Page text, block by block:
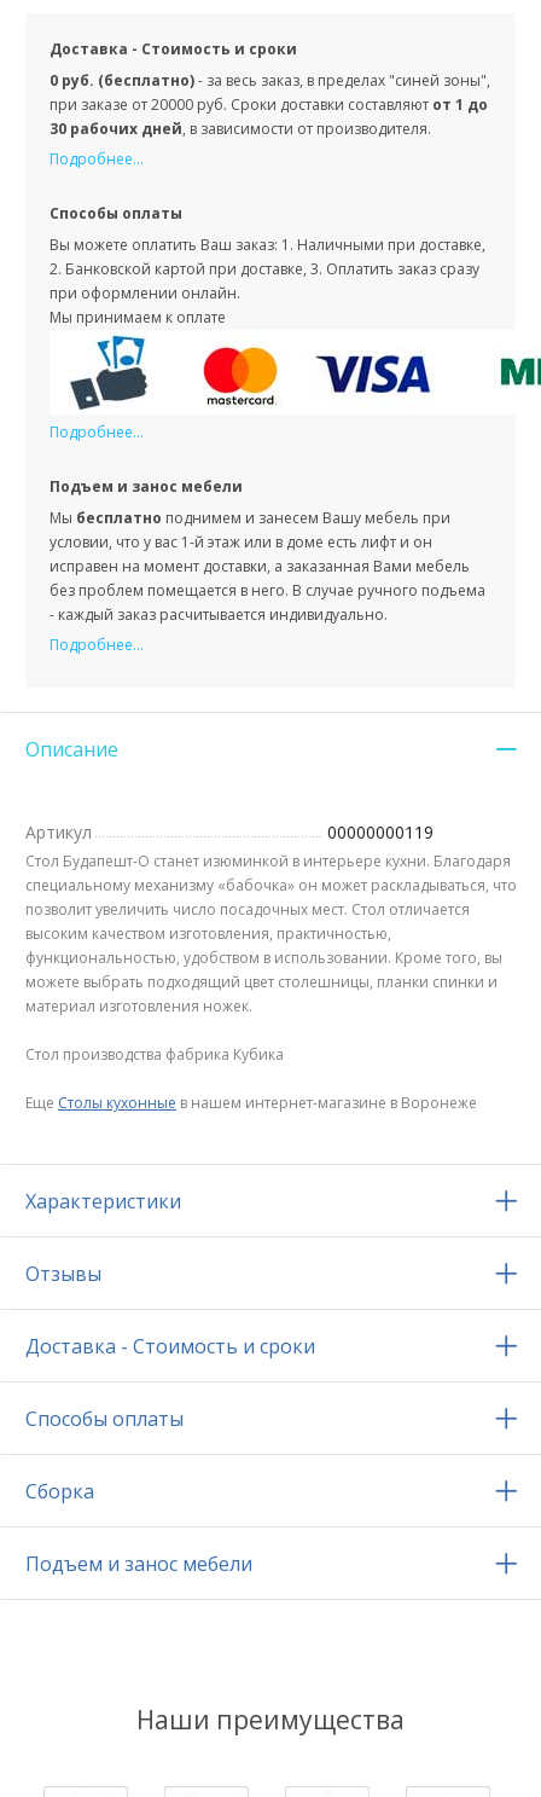
Доставка - Стоимость и сроки
0 руб. (бесплатно)- за весь заказ, в пределах "синей зоны",
при заказе от 20000 руб. Сроки доставки составляют от 1 до
30 рабочих дней, в зависимости от производителя.
Подробнее...
Способы оплаты
Вы можете оплатить Ваш заказ: 1. Наличными при доставке,
2. Банковской картой при доставке, 3. Оплатить заказ сразу
при оформлении онлайн.
Мы принимаем к оплате
Подробнее...
Подъем и занос мебели
Мы бесплатно поднимем и занесем Вашу мебель при
условии, что у вас 1-й этаж или в доме есть лифт и он
исправен на момент доставки, а заказанная Вами мебель
без проблем помещается в него. В случае ручного подъема
- каждый заказ расчитывается индивидуально.
Подробнее...
Описание
Артикул 00000000119
Стол Будапешт-О станет изюминкой в интерьере кухни. Благодаря
специальному механизму «бабочка» он может раскладываться, что
позволит увеличить число посадочных мест. Стол отличается
высоким качеством изготовления, практичностью,
функциональностью, удобством в использовании. Кроме того, вы
можете выбрать подходящий цвет столешницы, планки спинки и
материал изготовления ножек.
Стол производства фабрика Кубика
Еще Столы кухонные в нашем интернет-магазине в Воронеже
Характеристики
Отзывы
Доставка - Стоимость и сроки
Способы оплаты
Сборка
Подъем и занос мебели
Наши преимущества